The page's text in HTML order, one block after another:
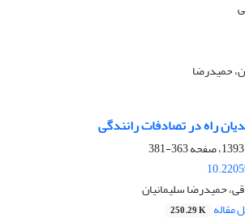
حمیدرضا
راه در تصادفات رانندگی
363-381
حمیدرضا سلیمانیان
مقاله 250.29 K